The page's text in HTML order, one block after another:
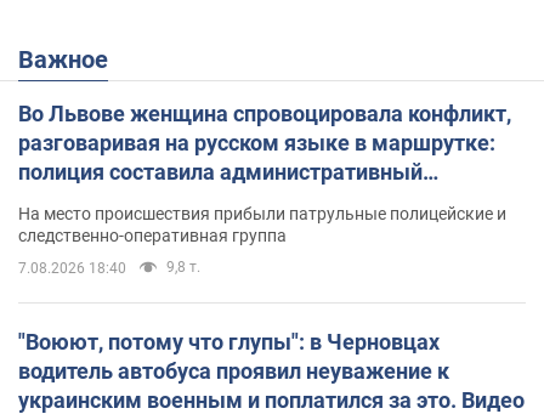
Важное
Во Львове женщина спровоцировала конфликт,
разговаривая на русском языке в маршрутке:
полиция составила административный
На место происшествия прибыли патрульные полицейские и
следственно-оперативная группа
7.08.2026 18:40 9,8 т.
"Воюют, потому что глупы": в Черновцах
водитель автобуса проявил неуважение к
украинским военным и поплатился за это. Видео